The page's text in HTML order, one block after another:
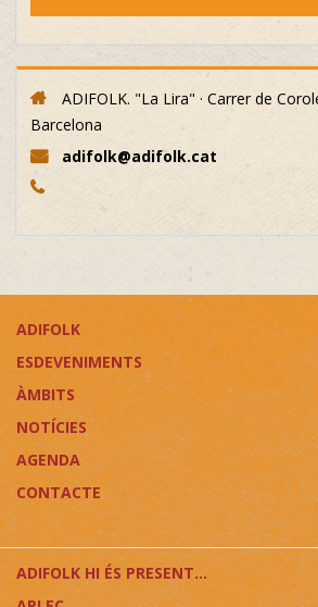
ADIFOLK. "La Lira" · Carrer de
Barcelona
adifolk@adifolk.cat
ADIFOLK
ESDEVENIMENTS
ÀMBITS
NOTÍCIES
AGENDA
CONTACTE
ADIFOLK HI ÉS PRESENT...